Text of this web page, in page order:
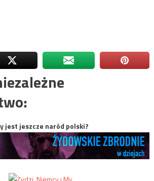
jest jeszcze naród polski?